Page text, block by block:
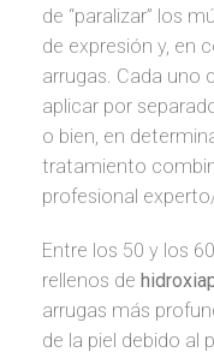
de “paralizar” los
de expresión y, en
arrugas. Cada uno
aplicar por
o bien, en
tratamiento
profesional
Entre los 50 y los
rellenos de
arrugas más
de la piel debido al